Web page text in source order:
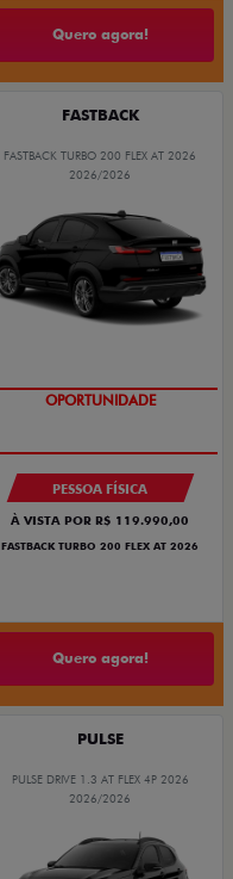
Quero agora!
FASTBACK
FASTBACK TURBO 200 FLEX AT 2026
2026/2026
OPORTUNIDADE
PESSOA FÍSICA
À VISTA POR R$ 119.990,00
FASTBACK TURBO 200 FLEX AT 2026
Quero agora!
PULSE
PULSE DRIVE 1.3 AT FLEX 4P 2026
2026/2026